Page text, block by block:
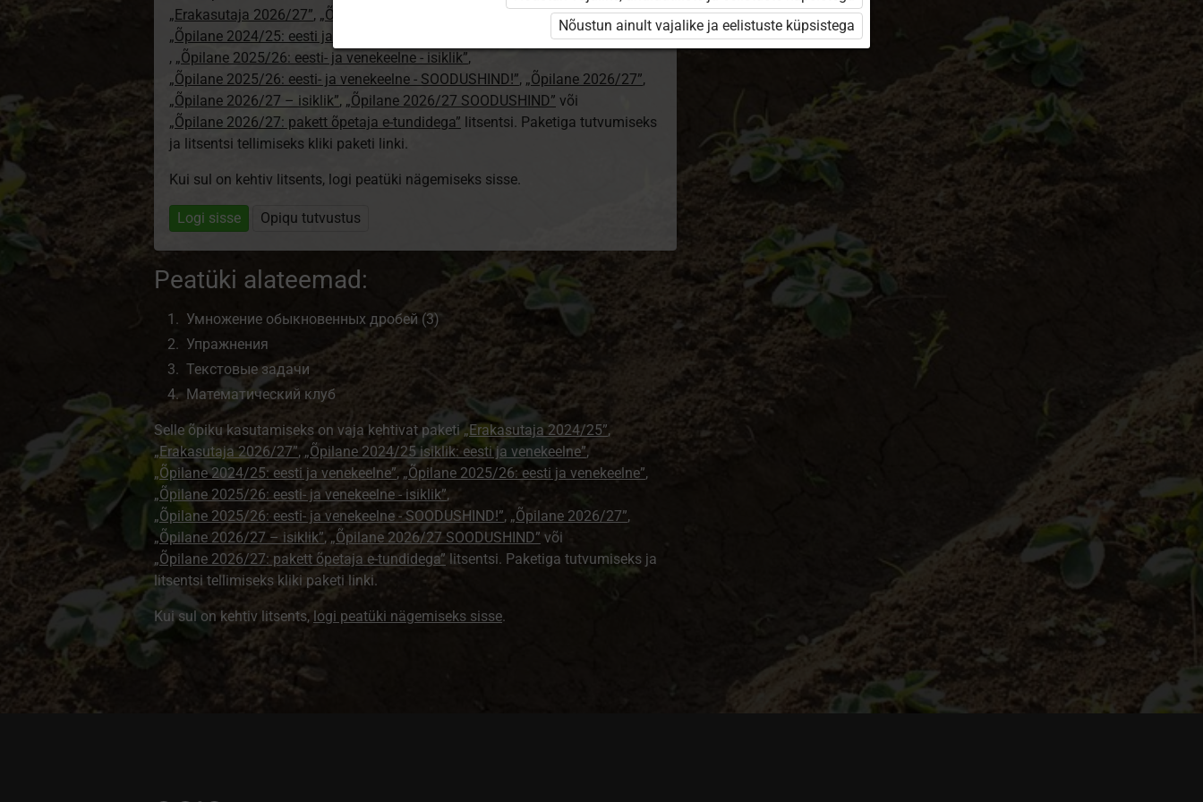
„Erakasutaja 2026/27”, „Õpilane 2024/25 isiklik: eesti ja venekeelne”,
„Õpilane 2024/25: eesti ja venekeelne”
„Õpilane 2025/26: eesti ja venekeelne”
, „Õpilane 2025/26: eesti- ja venekeelne - isiklik”,
„Õpilane 2025/26: eesti- ja venekeelne - SOODUSHIND!”, „Õpilane 2026/27”,
„Õpilane 2026/27 – isiklik”, „Õpilane 2026/27 SOODUSHIND” või
„Õpilane 2026/27: pakett õpetaja e-tundidega” litsentsi. Paketiga tutvumiseks
ja litsentsi tellimiseks kliki paketi linki.
Kui sul on kehtiv litsents, logi peatüki nägemiseks sisse.
Logi sisse Opiqu tutvustus
Peatüki alateemad:
Умножение обыкновенных дробей (3)
Упражнения
Текстовые задачи
Математический клуб
Selle õpiku kasutamiseks on vaja kehtivat paketi„Erakasutaja 2024/25”,
„Erakasutaja 2026/27”,„Õpilane 2024/25 isiklik: eesti ja venekeelne”,
„Õpilane 2024/25: eesti ja venekeelne”, „Õpilane 2025/26: eesti ja venekeelne”,
„Õpilane 2025/26: eesti- ja venekeelne - isiklik”,
„Õpilane 2025/26: eesti- ja venekeelne - SOODUSHIND!”, „Õpilane 2026/27”,
„Õpilane 2026/27 – isiklik”, „Õpilane 2026/27 SOODUSHIND” või
„Õpilane 2026/27: pakett õpetaja e-tundidega” litsentsi. Paketiga tutvumiseks ja
litsentsi tellimiseks kliki paketi linki.
Kui sul on kehtiv litsents, logi peatüki nägemiseks sisse.
Nõustun ainult vajalike ja eelistuste küpsistega